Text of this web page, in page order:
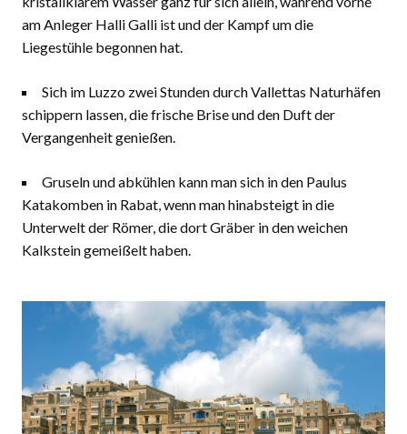
am Anleger Halli Galli ist und der Kampf um die
Liegestühle begonnen hat.
Sich im Luzzo zwei Stunden durch Vallettas Naturhäfen
schippern lassen, die frische Brise und den Duft der
Vergangenheit genießen.
Gruseln und abkühlen kann man sich in den Paulus
Katakomben in Rabat, wenn man hinabsteigt in die
Unterwelt der Römer, die dort Gräber in den weichen
Kalkstein gemeißelt haben.